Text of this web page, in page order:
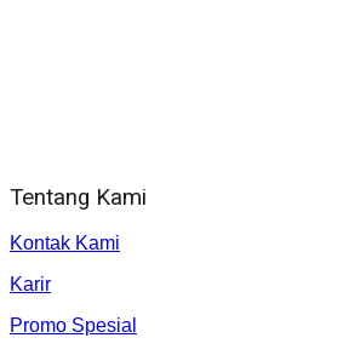
Tentang Kami
Kontak Kami
Karir
Promo Spesial